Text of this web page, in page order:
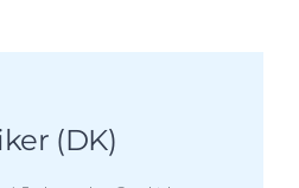
(DK)